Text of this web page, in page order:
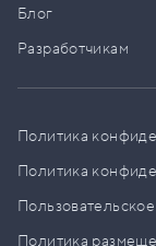
Блог
Разработчикам
Политика
Политика
Политика